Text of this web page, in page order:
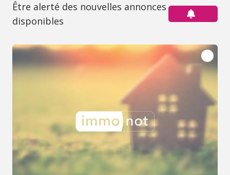
Être alerté des nouvelles annonces
disponibles